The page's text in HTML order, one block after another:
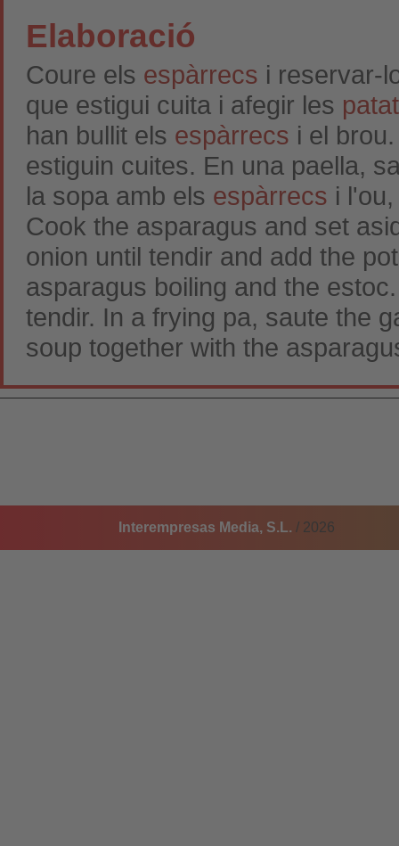
Elaboració
Coure els espàrrecs i reservar-
que estigui cuita i afegir les
han bullit els espàrrecs i el
estiguin cuites. En una paella,
la sopa amb els espàrrecs i
Cook the asparagus and set
onion until tendir and add the
asparagus boiling and the
tendir. In a frying pa, saute the
soup together with the
Interempresas Media, S.L. / 2026